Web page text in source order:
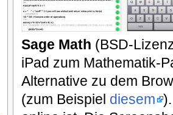
Sage Math (BSD-
iPad zum Mathematik-
Alternative zu dem
(zum Beispiel diesem